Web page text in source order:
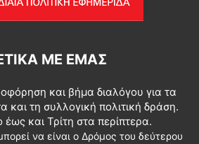
ΜΕ ΕΜΆΣ
και βήμα διαλόγου για τα
και τη συλλογική πολιτική δράση.
και Τρίτη στα περίπτερα.
να είναι ο Δρόμος του δεύτερου